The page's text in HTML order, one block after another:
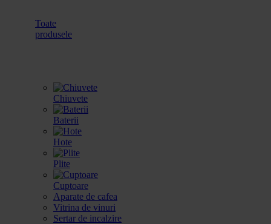
Toate
produsele
Chiuvete
Baterii
Hote
Plite
Cuptoare
Aparate de cafea
Vitrina de vinuri
Sertar de incalzire